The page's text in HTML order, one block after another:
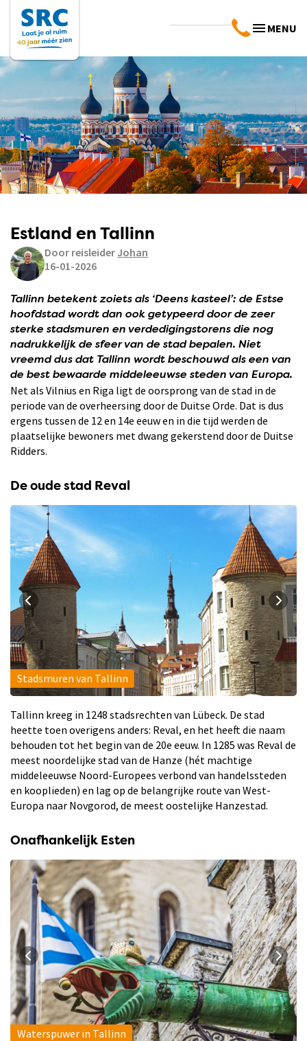
MENU
Estland en Tallinn
Door reisleider Johan
16-01-2026
Tallinn betekent zoiets als ‘Deens kasteel’: de Estse
hoofdstad wordt dan ook getypeerd door de zeer
sterke stadsmuren en verdedigingstorens die nog
nadrukkelijk de sfeer van de stad bepalen. Niet
vreemd dus dat Tallinn wordt beschouwd als een van
de best bewaarde middeleeuwse steden van Europa.
Net als Vilnius en Riga ligt de oorsprong van de stad in de
periode van de overheersing door de Duitse Orde. Dat is dus
ergens tussen de 12 en 14e eeuw en in die tijd werden de
plaatselijke bewoners met dwang gekerstend door de Duitse
Ridders.
De oude stad Reval
Stadsmuren van Tallinn
Tallinn kreeg in 1248 stadsrechten van Lübeck. De stad
heette toen overigens anders: Reval, en het heeft die naam
behouden tot het begin van de 20e eeuw. In 1285 was Reval de
meest noordelijke stad van de Hanze (hét machtige
middeleeuwse Noord-Europees verbond van handelssteden
en kooplieden) en lag op de belangrijke route van West-
Europa naar Novgorod, de meest oostelijke Hanzestad.
Onafhankelijk Esten
Waterspuwer in Tallinn